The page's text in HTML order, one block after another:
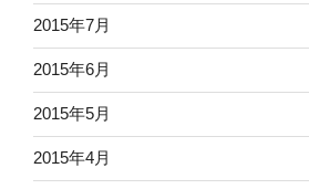
2015年7月
2015年6月
2015年5月
2015年4月